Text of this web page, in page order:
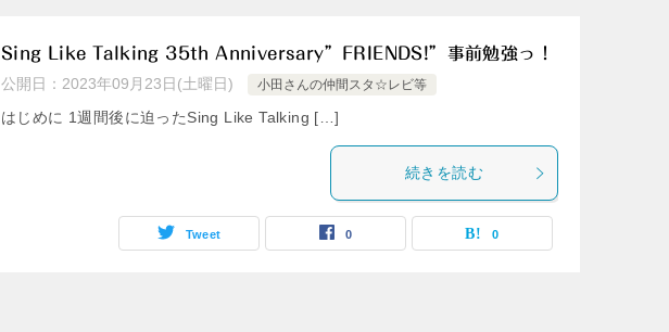
Sing Like Talking 35th Anniversary”FRIENDS!”事前勉強っ！
公開日： 2023年09月23日(土曜日) 小田さんの仲間スタ☆レビ等
はじめに 1週間後に迫ったSing Like Talking […]
続きを読む
Tweet 0 0